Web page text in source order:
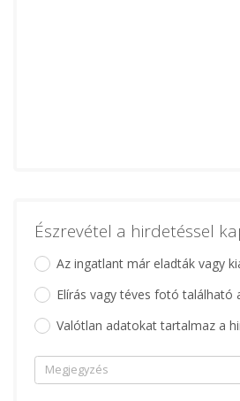
Észrevétel a hirdetéssel
Az ingatlant már eladták vagy
Elírás vagy téves fotó található
Valótlan adatokat tartalmaz a